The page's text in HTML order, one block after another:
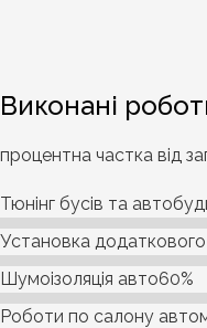
Виконані
процентна частка від
Тюнінг бусів та
Установка
Шумоізоляція авто60%
Роботи по салону